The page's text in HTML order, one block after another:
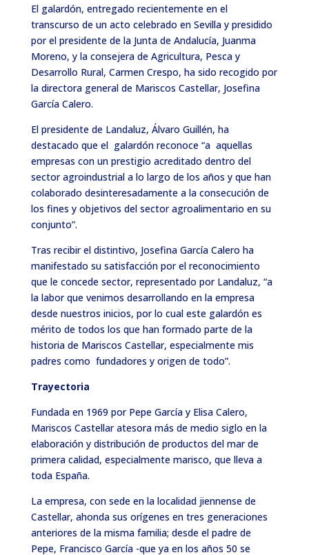
El galardón, entregado recientemente en el
transcurso de un acto celebrado en Sevilla y presidido
por el presidente de la Junta de Andalucía, Juanma
Moreno, y la consejera de Agricultura, Pesca y
Desarrollo Rural, Carmen Crespo, ha sido recogido por
la directora general de Mariscos Castellar, Josefina
García Calero.
El presidente de Landaluz, Álvaro Guillén, ha
destacado que el galardón reconoce “a aquellas
empresas con un prestigio acreditado dentro del
sector agroindustrial a lo largo de los años y que han
colaborado desinteresadamente a la consecución de
los fines y objetivos del sector agroalimentario en su
conjunto”.
Tras recibir el distintivo, Josefina García Calero ha
manifestado su satisfacción por el reconocimiento
que le concede sector, representado por Landaluz, “a
la labor que venimos desarrollando en la empresa
desde nuestros inicios, por lo cual este galardón es
mérito de todos los que han formado parte de la
historia de Mariscos Castellar, especialmente mis
padres como fundadores y origen de todo”.
Trayectoria
Fundada en 1969 por Pepe García y Elisa Calero,
Mariscos Castellar atesora más de medio siglo en la
elaboración y distribución de productos del mar de
primera calidad, especialmente marisco, que lleva a
toda España.
La empresa, con sede en la localidad jiennense de
Castellar, ahonda sus orígenes en tres generaciones
anteriores de la misma familia; desde el padre de
Pepe, Francisco García -que ya en los años 50 se